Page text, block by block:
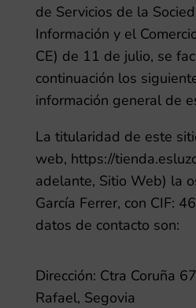
de Servicios de la
Información y el
CE) de 11 de julio, se
continuación los
información general de
La titularidad de este
web, https://
adelante, Sitio Web) la
García Ferrer, con CIF:
datos de contacto son:
Dirección: Ctra Coruña
Rafael, Segovia